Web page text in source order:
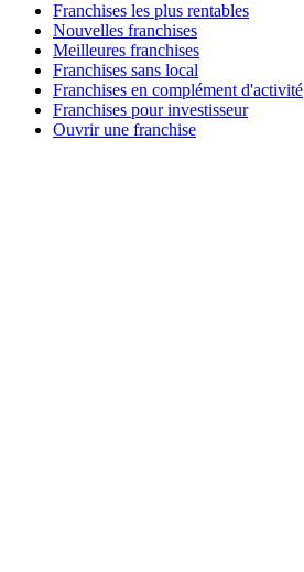
Franchises les plus rentables
Nouvelles franchises
Meilleures franchises
Franchises sans local
Franchises en complément d'activité
Franchises pour investisseur
Ouvrir une franchise